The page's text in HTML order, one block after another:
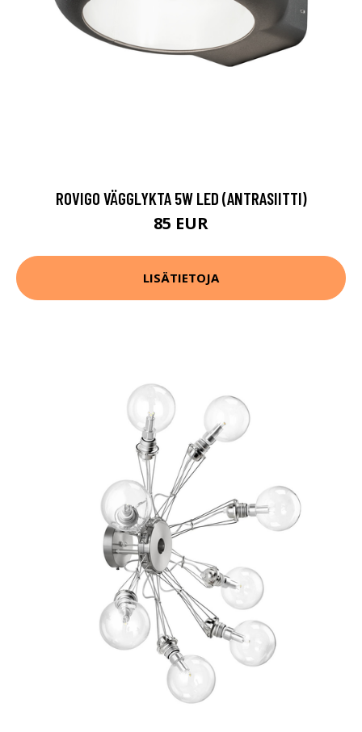
ROVIGO VÄGGLYKTA 5W LED (ANTRASIITTI)
85 EUR
LISÄTIETOJA